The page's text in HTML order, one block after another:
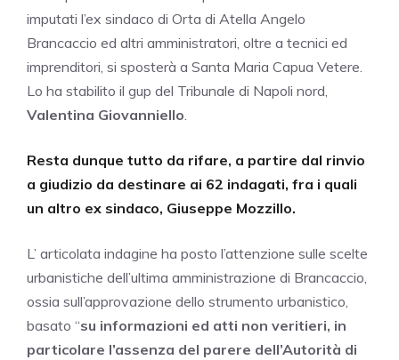
imputati l’ex sindaco di Orta di Atella Angelo
Brancaccio ed altri amministratori, oltre a tecnici ed
imprenditori, si sposterà a Santa Maria Capua Vetere.
Lo ha stabilito il gup del Tribunale di Napoli nord,
Valentina Giovanniello.
Resta dunque tutto da rifare, a partire dal rinvio
a giudizio da destinare ai 62 indagati, fra i quali
un altro ex sindaco, Giuseppe Mozzillo.
L’ articolata indagine ha posto l’attenzione sulle scelte
urbanistiche dell’ultima amministrazione di Brancaccio,
ossia sull’approvazione dello strumento urbanistico,
basato “su informazioni ed atti non veritieri, in
particolare l’assenza del parere dell’Autorità di